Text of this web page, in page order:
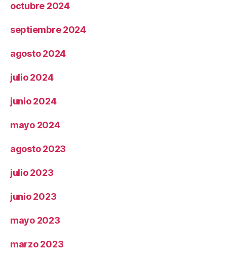
octubre 2024
septiembre 2024
agosto 2024
julio 2024
junio 2024
mayo 2024
agosto 2023
julio 2023
junio 2023
mayo 2023
marzo 2023